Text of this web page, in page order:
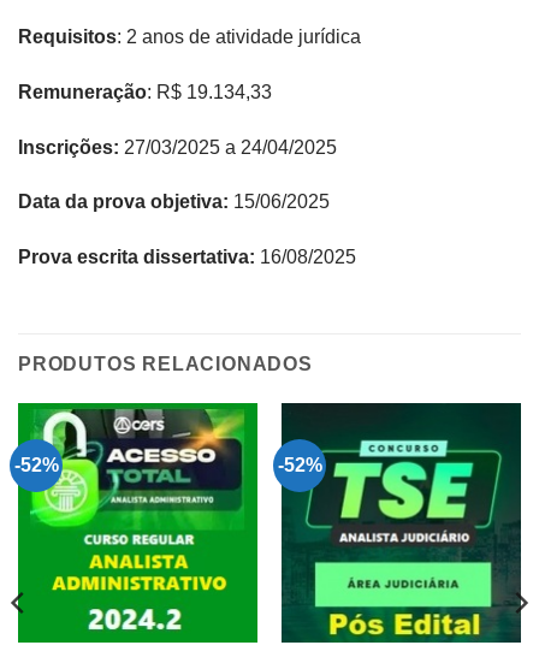
Requisitos: 2 anos de atividade jurídica
Remuneração: R$ 19.134,33
Inscrições: 27/03/2025 a 24/04/2025​
Data da prova objetiva: 15/06/2025
Prova escrita dissertativa: 16/08/2025
PRODUTOS RELACIONADOS
-52% -52%